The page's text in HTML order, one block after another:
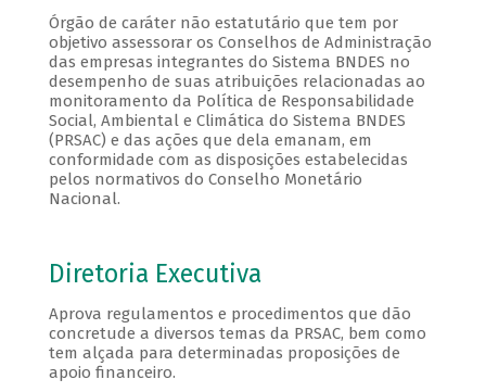
Órgão de caráter não estatutário que tem por
objetivo assessorar os Conselhos de Administração
das empresas integrantes do Sistema BNDES no
desempenho de suas atribuições relacionadas ao
monitoramento da Política de Responsabilidade
Social, Ambiental e Climática do Sistema BNDES
(PRSAC) e das ações que dela emanam, em
conformidade com as disposições estabelecidas
pelos normativos do Conselho Monetário
Nacional.
Diretoria Executiva
Aprova regulamentos e procedimentos que dão
concretude a diversos temas da PRSAC, bem como
tem alçada para determinadas proposições de
apoio financeiro.